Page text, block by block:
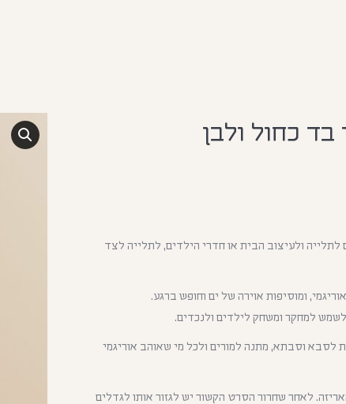
בד כחול ולבן
לתלייה ולעיצוב הבית או חדרי הילדים, לתלייה לצד
ומוסיפות אוירה של ים וחופש ברגע.
למחקר ומשחק לילדים ולנכדים.
לסבא וסבתא, מתנה למורים ולכל מי שאוהב אוריגמי
לאחר שחרור הסרט הקשור יש לגזור אותו לגדלים